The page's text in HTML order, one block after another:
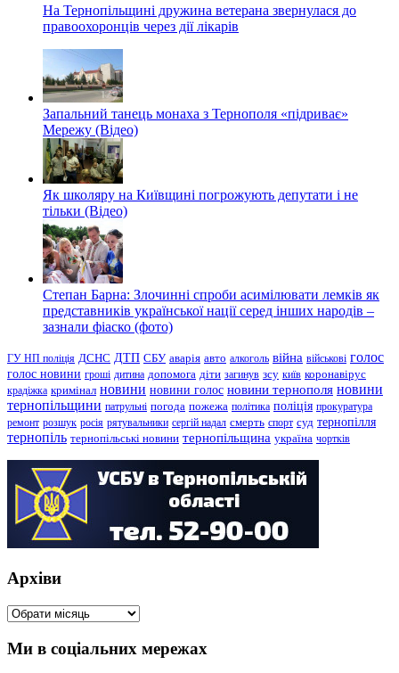
На Тернопільщині дружина ветерана звернулася до
правоохоронців через дії лікарів
Запальний танець монаха з Тернополя «підриває»
Мережу (Відео)
Як школяру на Київщині погрожують депутати і не
тільки (Відео)
Степан Барна: Злочинні спроби асимілювати лемків як
представників української нації серед інших народів –
зазнали фіаско (фото)
ГУ НП поліція ДСНС ДТП СБУ аварія авто алкоголь війна військові голос
голос новини гроші дитина допомога діти загинув зсу київ коронавірус
крадіжка кримінал новини новини голос новини тернополя новини
тернопільщини патрульні погода пожежа політика поліція прокуратура
ремонт розшук росія рятувальники сергій надал смерть спорт суд тернопілля
тернопіль тернопільські новини тернопільщина україна чортків
Архіви
Архіви
Ми в соціальних мережах